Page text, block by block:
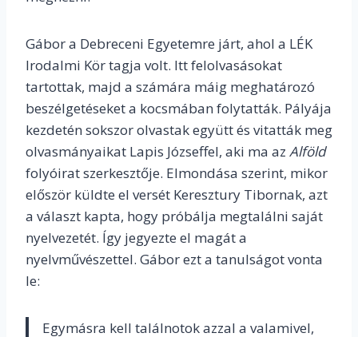
Gábor a Debreceni Egyetemre járt, ahol a LÉK
Irodalmi Kör tagja volt. Itt felolvasásokat
tartottak, majd a számára máig meghatározó
beszélgetéseket a kocsmában folytatták. Pályája
kezdetén sokszor olvastak együtt és vitatták meg
olvasmányaikat Lapis Józseffel, aki ma az Alföld
folyóirat szerkesztője. Elmondása szerint, mikor
először küldte el versét Keresztury Tibornak, azt
a választ kapta, hogy próbálja megtalálni saját
nyelvezetét. Így jegyezte el magát a
nyelvművészettel. Gábor ezt a tanulságot vonta
le:
Egymásra kell találnotok azzal a valamivel,